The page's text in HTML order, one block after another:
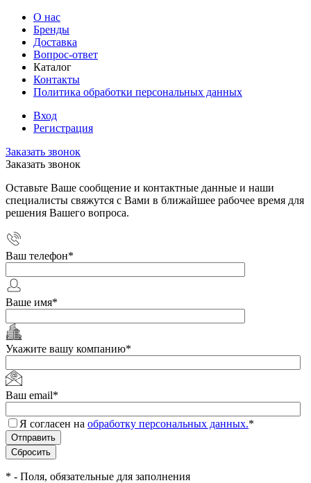
О нас
Бренды
Доставка
Вопрос-ответ
Каталог
Контакты
Политика обработки персональных данных
Вход
Регистрация
Заказать звонок
Заказать звонок
Оставьте Ваше сообщение и контактные данные и наши
специалисты свяжутся с Вами в ближайшее рабочее время для
решения Вашего вопроса.
Ваш телефон*
Ваше имя*
Укажите вашу компанию*
Ваш email*
Я согласен на обработку персональных данных.*
* - Поля, обязательные для заполнения